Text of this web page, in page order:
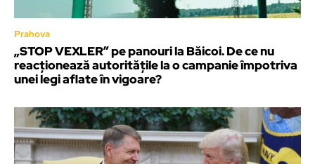
Prahova
„STOP VEXLER” pe panouri la Băicoi. De ce nu
reacționează autoritățile la o campanie împotriva
unei legi aflate în vigoare?